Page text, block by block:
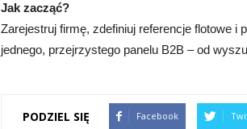
Jak zacząć?
Zarejestruj firmę, zdefiniuj referencje flotowe i
jednego, przejrzystego panelu B2B – od
PODZIEL SIĘ Facebook